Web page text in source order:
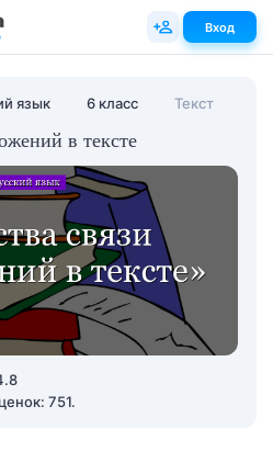
язык 6 класс Текст
в тексте
751.
Вход